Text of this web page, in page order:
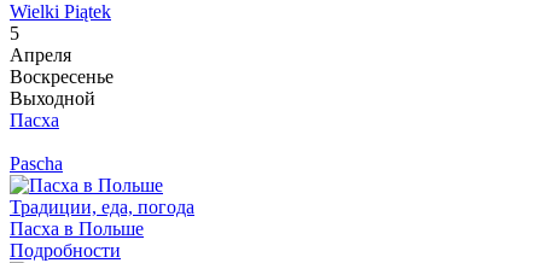
Wielki Piątek
5
Апреля
Воскресенье
Выходной
Пасха
Pascha
Традиции, еда, погода
Пасха в Польше
Подробности